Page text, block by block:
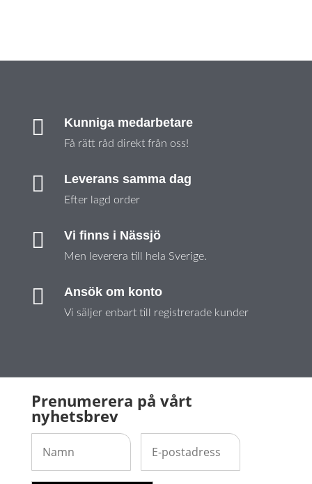
 Kunniga medarbetare
Få rätt råd direkt från oss!
 Leverans samma dag
Efter lagd order
 Vi finns i Nässjö
Men leverera till hela Sverige.
 Ansök om konto
Vi säljer enbart till registrerade kunder
Prenumerera på vårt
nyhetsbrev